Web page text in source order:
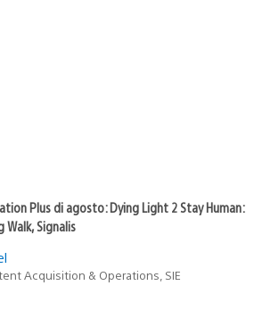
Plus di agosto: Dying Light 2 Stay Human:
Walk, Signalis
Acquisition & Operations, SIE